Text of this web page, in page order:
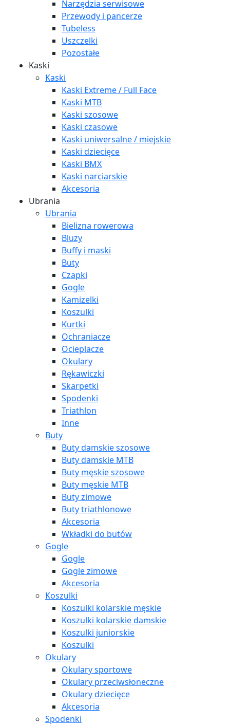
Narzędzia serwisowe
Przewody i pancerze
Tubeless
Uszczelki
Pozostałe
Kaski
Kaski
Kaski Extreme / Full Face
Kaski MTB
Kaski szosowe
Kaski czasowe
Kaski uniwersalne / miejskie
Kaski dziecięce
Kaski BMX
Kaski narciarskie
Akcesoria
Ubrania
Ubrania
Bielizna rowerowa
Bluzy
Buffy i maski
Buty
Czapki
Gogle
Kamizelki
Koszulki
Kurtki
Ochraniacze
Ocieplacze
Okulary
Rękawiczki
Skarpetki
Spodenki
Triathlon
Inne
Buty
Buty damskie szosowe
Buty damskie MTB
Buty męskie szosowe
Buty męskie MTB
Buty zimowe
Buty triathlonowe
Akcesoria
Wkładki do butów
Gogle
Gogle
Gogle zimowe
Akcesoria
Koszulki
Koszulki kolarskie męskie
Koszulki kolarskie damskie
Koszulki juniorskie
Koszulki
Okulary
Okulary sportowe
Okulary przeciwsłoneczne
Okulary dziecięce
Akcesoria
Spodenki